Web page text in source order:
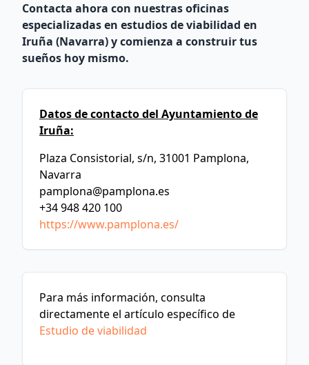
Contacta ahora con nuestras oficinas
especializadas en estudios de viabilidad en
Iruña (Navarra) y comienza a construir tus
sueños hoy mismo.
Datos de contacto del Ayuntamiento de
Iruña:
Plaza Consistorial, s/n, 31001 Pamplona,
Navarra
pamplona@pamplona.es
+34 948 420 100
https://www.pamplona.es/
Para más información, consulta
directamente el artículo específico de
Estudio de viabilidad